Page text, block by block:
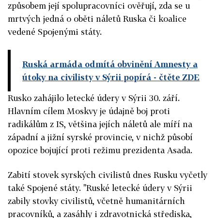
způsobem její spolupracovníci ověřují, zda se u
mrtvých jedná o oběti náletů Ruska či koalice
vedené Spojenými státy.
Ruská armáda odmítá obvinění Amnesty a
útoky na civilisty v Sýrii popírá - čtěte ZDE
Rusko zahájilo letecké údery v Sýrii 30. září.
Hlavním cílem Moskvy je údajně boj proti
radikálům z IS, většina jejích náletů ale míří na
západní a jižní syrské provincie, v nichž působí
opozice bojující proti režimu prezidenta Asada.
Zabití stovek syrských civilistů dnes Rusku vyčetly
také Spojené státy. "Ruské letecké údery v Sýrii
zabily stovky civilistů, včetně humanitárních
pracovníků, a zasáhly i zdravotnická střediska,